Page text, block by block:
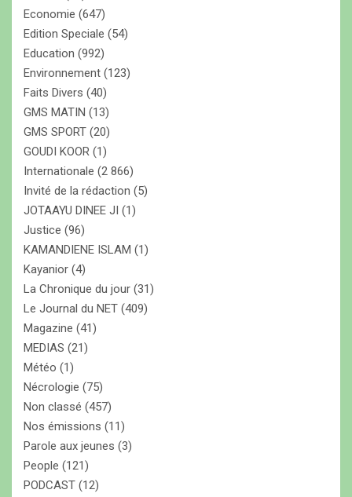
Economie (647)
Edition Speciale (54)
Education (992)
Environnement (123)
Faits Divers (40)
GMS MATIN (13)
GMS SPORT (20)
GOUDI KOOR (1)
Internationale (2 866)
Invité de la rédaction (5)
JOTAAYU DINEE JI (1)
Justice (96)
KAMANDIENE ISLAM (1)
Kayanior (4)
La Chronique du jour (31)
Le Journal du NET (409)
Magazine (41)
MEDIAS (21)
Météo (1)
Nécrologie (75)
Non classé (457)
Nos émissions (11)
Parole aux jeunes (3)
People (121)
PODCAST (12)